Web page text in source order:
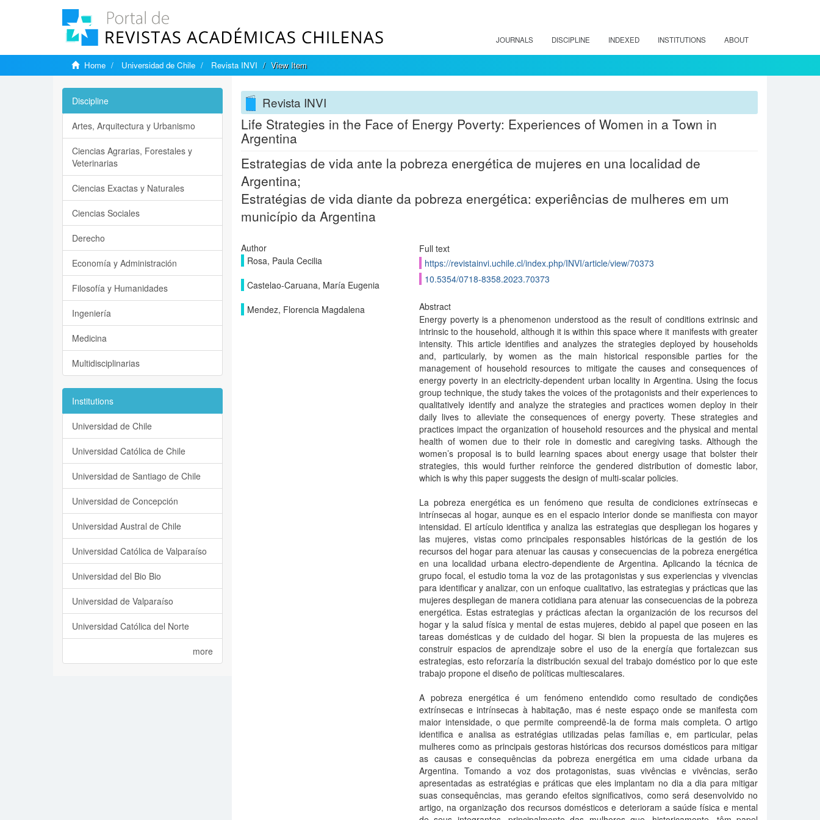
JOURNALS DISCIPLINE INDEXED INSTITUTIONS ABOUT
Home Universidad de Chile Revista INVI View Item
Revista INVI
Life Strategies in the Face of Energy Poverty: Experiences of Women in a Town in
Argentina
Estrategias de vida ante la pobreza energética de mujeres en una localidad de
Argentina;
Estratégias de vida diante da pobreza energética: experiências de mulheres em um
município da Argentina
Author
Rosa, Paula Cecilia
Castelao-Caruana, María Eugenia
Mendez, Florencia Magdalena
Full text
https://revistainvi.uchile.cl/index.php/INVI/article/view/70373
10.5354/0718-8358.2023.70373
Abstract
Energy poverty is a phenomenon understood as the result of conditions extrinsic and
intrinsic to the household, although it is within this space where it manifests with greater
intensity. This article identifies and analyzes the strategies deployed by households
and, particularly, by women as the main historical responsible parties for the
management of household resources to mitigate the causes and consequences of
energy poverty in an electricity-dependent urban locality in Argentina. Using the focus
group technique, the study takes the voices of the protagonists and their experiences to
qualitatively identify and analyze the strategies and practices women deploy in their
daily lives to alleviate the consequences of energy poverty. These strategies and
practices impact the organization of household resources and the physical and mental
health of women due to their role in domestic and caregiving tasks. Although the
women’s proposal is to build learning spaces about energy usage that bolster their
strategies, this would further reinforce the gendered distribution of domestic labor,
which is why this paper suggests the design of multi-scalar policies.
La pobreza energética es un fenómeno que resulta de condiciones extrínsecas e
intrínsecas al hogar, aunque es en el espacio interior donde se manifiesta con mayor
intensidad. El artículo identifica y analiza las estrategias que despliegan los hogares y
las mujeres, vistas como principales responsables históricas de la gestión de los
recursos del hogar para atenuar las causas y consecuencias de la pobreza energética
en una localidad urbana electro-dependiente de Argentina. Aplicando la técnica de
grupo focal, el estudio toma la voz de las protagonistas y sus experiencias y vivencias
para identificar y analizar, con un enfoque cualitativo, las estrategias y prácticas que las
mujeres despliegan de manera cotidiana para atenuar las consecuencias de la pobreza
energética. Estas estrategias y prácticas afectan la organización de los recursos del
hogar y la salud física y mental de estas mujeres, debido al papel que poseen en las
tareas domésticas y de cuidado del hogar. Si bien la propuesta de las mujeres es
construir espacios de aprendizaje sobre el uso de la energía que fortalezcan sus
estrategias, esto reforzaría la distribución sexual del trabajo doméstico por lo que este
trabajo propone el diseño de políticas multiescalares.
A pobreza energética é um fenómeno entendido como resultado de condições
extrínsecas e intrínsecas à habitação, mas é neste espaço onde se manifesta com
maior intensidade, o que permite compreendê-la de forma mais completa. O artigo
identifica e analisa as estratégias utilizadas pelas famílias e, em particular, pelas
mulheres como as principais gestoras históricas dos recursos domésticos para mitigar
as causas e consequências da pobreza energética em uma cidade urbana da
Argentina. Tomando a voz dos protagonistas, suas vivências e vivências, serão
apresentadas as estratégias e práticas que eles implantam no dia a dia para mitigar
suas consequências, mas gerando efeitos significativos, como será desenvolvido no
artigo, na organização dos recursos domésticos e deterioram a saúde física e mental
Discipline
Artes, Arquitectura y Urbanismo
Ciencias Agrarias, Forestales y
Veterinarias
Ciencias Exactas y Naturales
Ciencias Sociales
Derecho
Economía y Administración
Filosofía y Humanidades
Ingeniería
Medicina
Multidisciplinarias
Institutions
Universidad de Chile
Universidad Católica de Chile
Universidad de Santiago de Chile
Universidad de Concepción
Universidad Austral de Chile
Universidad Católica de Valparaíso
Universidad del Bio Bio
Universidad de Valparaíso
Universidad Católica del Norte
more